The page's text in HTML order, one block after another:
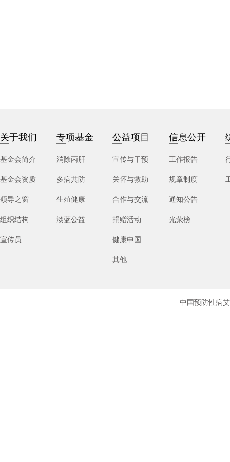
关于我们
基金会简介
基金会资质
领导之窗
组织结构
宣传员
专项基金
消除丙肝
多病共防
生殖健康
淡蓝公益
公益项目
宣传与干预
关怀与救助
合作与交流
捐赠活动
健康中国
其他
信息公开
工作报告
规章制度
通知公告
光荣榜
中国预防性病